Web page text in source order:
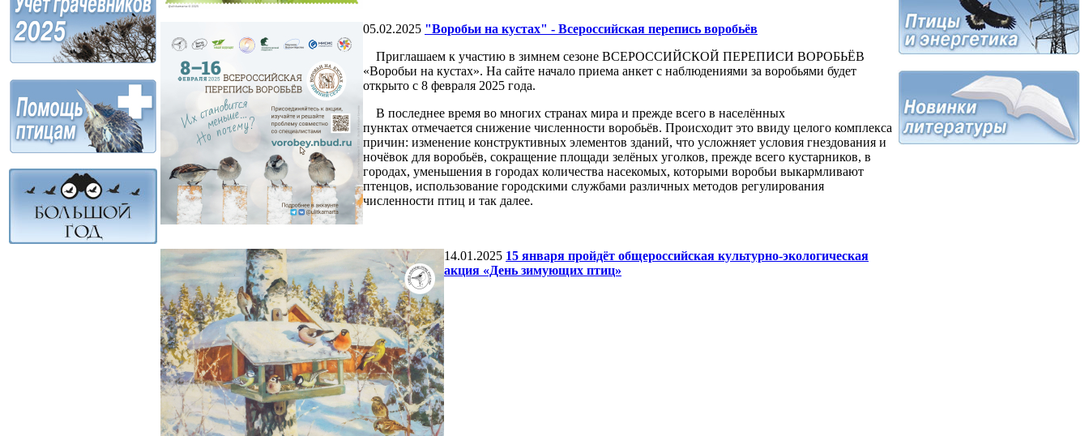
05.02.2025 "Воробьи на кустах" - Всероссийская перепись воробьёв
Приглашаем к участию в зимнем сезоне ВСЕРОССИЙСКОЙ ПЕРЕПИСИ ВОРОБЬЁВ
«Воробьи на кустах». На сайте начало приема анкет с наблюдениями за воробьями будет
открыто с 8 февраля 2025 года.
В последнее время во многих странах мира и прежде всего в населённых
пунктах отмечается снижение численности воробьёв. Происходит это ввиду целого комплекса
причин: изменение конструктивных элементов зданий, что усложняет условия гнездования и
ночёвок для воробьёв, сокращение площади зелёных уголков, прежде всего кустарников, в
городах, уменьшения в городах количества насекомых, которыми воробьи выкармливают
птенцов, использование городскими службами различных методов регулирования
численности птиц и так далее.
14.01.2025 15 января пройдёт общероссийская культурно-экологическая
акция «День зимующих птиц»